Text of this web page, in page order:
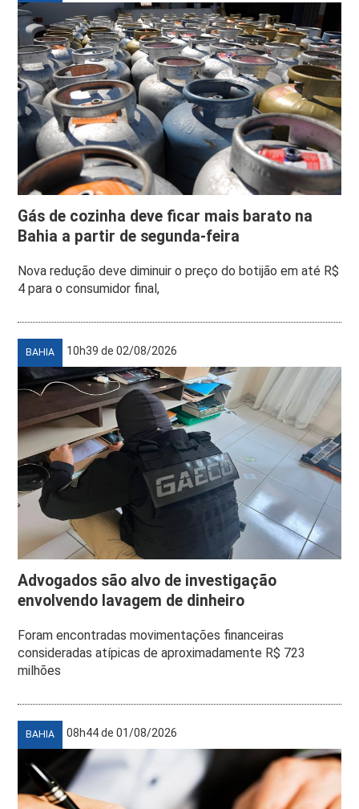
Gás de cozinha deve ficar mais barato na
Bahia a partir de segunda-feira
Nova redução deve diminuir o preço do botijão em até R$
4 para o consumidor final,
BAHIA 10h39 de 02/08/2026
Advogados são alvo de investigação
envolvendo lavagem de dinheiro
Foram encontradas movimentações financeiras
consideradas atípicas de aproximadamente R$ 723
milhões
BAHIA 08h44 de 01/08/2026